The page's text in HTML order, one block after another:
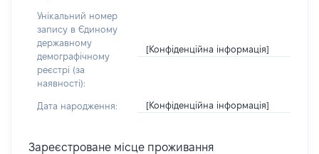
Унікальний номер
запису в Єдиному
державному
демографічному
реєстрі (за
наявності):
[Конфіденційна інформація]
Дата народження: [Конфіденційна інформація]
Зареєстроване місце проживання